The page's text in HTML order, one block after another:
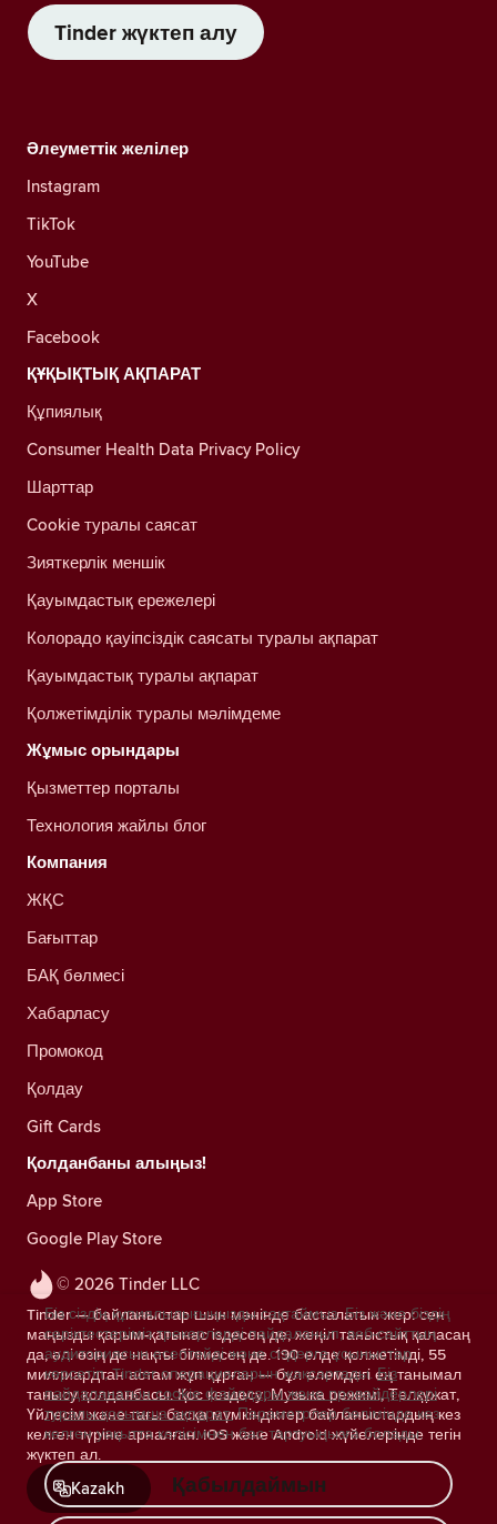
Tinder жүктеп алу
© 2026 Tinder LLC
Tinder — байланыстар шын мәнінде басталатын жер: сен
маңызды қарым-қатынас іздесең де, жеңіл таныстық қаласаң
да, әлі өзің де нақты білмесең де. 190 елде қолжетімді, 55
миллиардтан астам жұп құрған — бұл әлемдегі ең танымал
танысу қолданбасы. Қос кездесу, Музыка режимі, Төлқұжат,
Үйлесім және тағы басқа мүмкіндіктер байланыстардың кез
келген түріне арналған. iOS және Android жүйелерінде тегін
жүктеп ал.
Kazakh
Әлеуметтік желілер
Instagram
TikTok
YouTube
X
Facebook
ҚҰҚЫҚТЫҚ АҚПАРАТ
Құпиялық
Consumer Health Data Privacy Policy
Шарттар
Cookie туралы саясат
Зияткерлік меншік
Қауымдастық ережелері
Колорадо қауіпсіздік саясаты туралы ақпарат
Қауымдастық туралы ақпарат
Қолжетімділік туралы мәлімдеме
Жұмыс орындары
Қызметтер порталы
Технология жайлы блог
Компания
ЖҚС
Бағыттар
БАҚ бөлмесі
Хабарласу
Промокод
Қолдау
Gift Cards
Қолданбаны алыңыз!
App Store
Google Play Store
Біз сіздің құпиялылығыңызды сақтаймыз. Біз және біздің
серіктестеріміз трекерлерді пайдаланып, веб-сайттың
аудиториясын есептейді және сіздерге ұсыныстар
көрсетіп, Tinder операцияларын жақсартады. Біз
пайдаланатын cookie файлдары және провайдерлері
туралы қосымша ақпарат. Параметрлер бөлімінде кез
келген уақытта келісімнен бас тартуыңызға болады.
Қабылдаймын